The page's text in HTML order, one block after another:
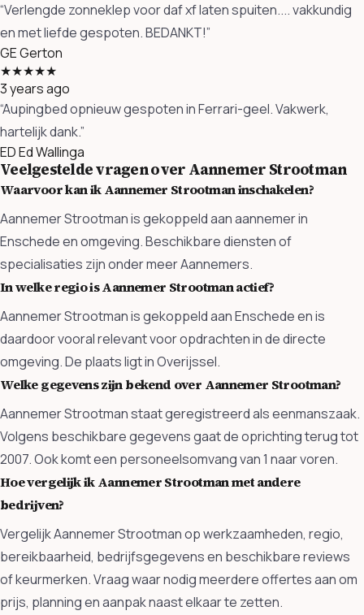
“Verlengde zonneklep voor daf xf laten spuiten.... vakkundig
en met liefde gespoten. BEDANKT!”
GEGerton
★★★★★
3 years ago
“Aupingbed opnieuw gespoten in Ferrari-geel. Vakwerk,
hartelijk dank.”
EDEd Wallinga
Veelgestelde vragen over Aannemer Strootman
Waarvoor kan ik Aannemer Strootman inschakelen?
Aannemer Strootman is gekoppeld aan aannemer in
Enschede en omgeving. Beschikbare diensten of
specialisaties zijn onder meer Aannemers.
In welke regio is Aannemer Strootman actief?
Aannemer Strootman is gekoppeld aan Enschede en is
daardoor vooral relevant voor opdrachten in de directe
omgeving. De plaats ligt in Overijssel.
Welke gegevens zijn bekend over Aannemer Strootman?
Aannemer Strootman staat geregistreerd als eenmanszaak.
Volgens beschikbare gegevens gaat de oprichting terug tot
2007. Ook komt een personeelsomvang van 1 naar voren.
Hoe vergelijk ik Aannemer Strootman met andere
bedrijven?
Vergelijk Aannemer Strootman op werkzaamheden, regio,
bereikbaarheid, bedrijfsgegevens en beschikbare reviews
of keurmerken. Vraag waar nodig meerdere offertes aan om
prijs, planning en aanpak naast elkaar te zetten.